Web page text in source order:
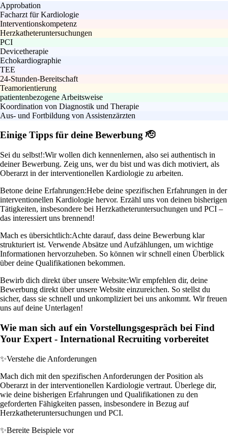
Approbation
Facharzt für Kardiologie
Interventionskompetenz
Herzkatheteruntersuchungen
PCI
Devicetherapie
Echokardiographie
TEE
24-Stunden-Bereitschaft
Teamorientierung
patientenbezogene Arbeitsweise
Koordination von Diagnostik und Therapie
Aus- und Fortbildung von Assistenzärzten
Einige Tipps für deine Bewerbung 🫡
Sei du selbst!:Wir wollen dich kennenlernen, also sei authentisch in
deiner Bewerbung. Zeig uns, wer du bist und was dich motiviert, als
Oberarzt in der interventionellen Kardiologie zu arbeiten.
Betone deine Erfahrungen:Hebe deine spezifischen Erfahrungen in der
interventionellen Kardiologie hervor. Erzähl uns von deinen bisherigen
Tätigkeiten, insbesondere bei Herzkatheteruntersuchungen und PCI –
das interessiert uns brennend!
Mach es übersichtlich:Achte darauf, dass deine Bewerbung klar
strukturiert ist. Verwende Absätze und Aufzählungen, um wichtige
Informationen hervorzuheben. So können wir schnell einen Überblick
über deine Qualifikationen bekommen.
Bewirb dich direkt über unsere Website:Wir empfehlen dir, deine
Bewerbung direkt über unsere Website einzureichen. So stellst du
sicher, dass sie schnell und unkompliziert bei uns ankommt. Wir freuen
uns auf deine Unterlagen!
Wie man sich auf ein Vorstellungsgespräch bei Find
Your Expert - International Recruiting vorbereitet
✨Verstehe die Anforderungen
Mach dich mit den spezifischen Anforderungen der Position als
Oberarzt in der interventionellen Kardiologie vertraut. Überlege dir,
wie deine bisherigen Erfahrungen und Qualifikationen zu den
geforderten Fähigkeiten passen, insbesondere in Bezug auf
Herzkatheteruntersuchungen und PCI.
✨Bereite Beispiele vor